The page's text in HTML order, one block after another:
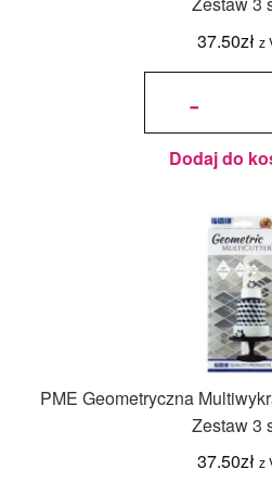
37.50zł z
-
ilość PME
- Puzzle - Zestaw
3 szt.
Dodaj do
PME Geometryczna
Zestaw 3
37.50zł z